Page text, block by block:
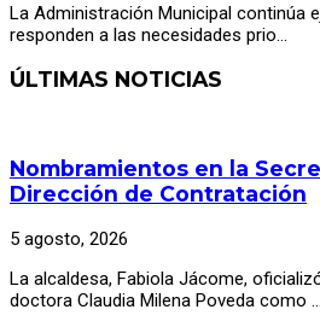
La Administración Municipal continúa
responden a las necesidades prio…
ÚLTIMAS NOTICIAS
Nombramientos en la
Dirección de Contratación
5 agosto, 2026
La alcaldesa, Fabiola Jácome,
doctora Claudia Milena Poveda como …